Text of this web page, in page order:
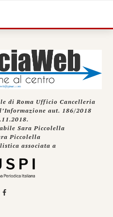
di Roma Ufficio Cancelleria
aut. 186/2018
Sara Piccolella
Piccolella
associata a